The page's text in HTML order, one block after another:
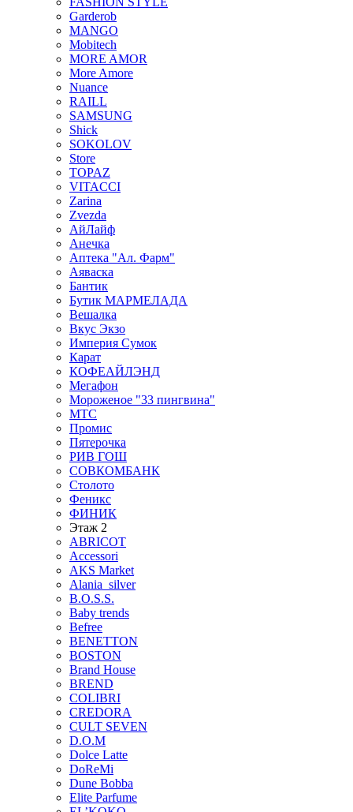
Garderob
MANGO
Mobitech
MORE AMOR
More Amore
Nuance
RAILL
SAMSUNG
Shick
SOKOLOV
Store
TOPAZ
VITACCI
Zarina
Zvezda
АйЛайф
Анечка
Аптека "Ал. Фарм"
Аяваска
Бантик
Бутик МАРМЕЛАДА
Вешалка
Вкус Экзо
Империя Сумок
Карат
КОФЕАЙЛЭНД
Мегафон
Мороженое "33 пингвина"
МТС
Промис
Пятерочка
РИВ ГОШ
СОВКОМБАНК
Столото
Феникс
ФИНИК
Этаж 2
ABRICOT
Accessori
AKS Market
Alania_silver
B.O.S.S.
Baby trends
Befree
BENETTON
BOSTON
Brand House
BREND
COLIBRI
CREDORA
CULT SEVEN
D.O.M
Dolce Latte
DoReMi
Dune Bobba
Elite Parfume